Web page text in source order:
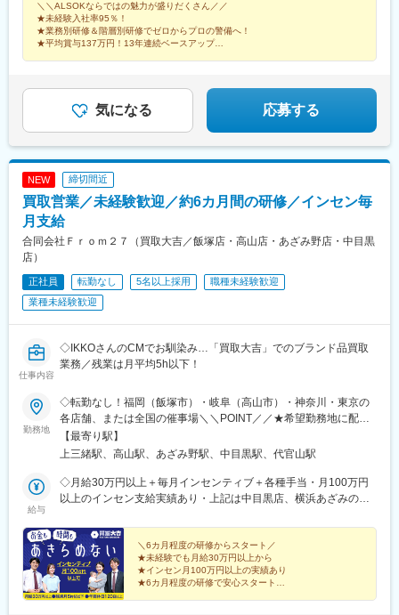
坂1-6-6…東京メトロ銀座線・丸ノ内線「赤坂見附駅」より徒歩6
分…東京メトロ半蔵門線・有楽町線・南北線「永田町駅」より徒
歩8分＼＼他業種からの転職は約95％／／20～30代活躍中！物
駅、荒川区役所前駅、本郷三丁目駅、中野坂上駅、九段下駅、荻
窪駅、池袋駅、東武練馬駅、練馬駅、王子駅、大泉学園駅、赤羽
岩淵駅、東池袋駅、渋谷駅、学芸大学駅、用賀駅、経堂駅、成城
学園前駅、泉岳寺駅、雪が谷大塚駅、京急蒲田駅、大崎広小路
都)、国分寺駅、ひばりケ丘駅(東京都)、京王八王子駅、河辺駅、
多摩センター駅、町田駅、福生駅、牛田駅(東京都)、谷保駅、仙台
駅(愛知県)、中島駅(愛知県)、野並駅、星ケ丘駅(愛知県)、三郷駅
(愛知県)、大府駅、栄駅(愛知県)、知多半田駅、御器所駅、名鉄名
古屋駅、駅前大通駅、諏訪町駅、蒲郡駅、三河田原駅、中岡崎
駅、土橋駅(愛知県)、三河安城駅、西尾駅、岡崎駅、牛田駅(愛知
県)、一ツ木駅、尾張一宮駅、尾張星の宮駅、小牧駅、津島駅、春
スパーク駅、和歌山市駅、新西大寺町筋駅、徳山駅、阿波富田
駅、高松駅(香川県)、高知駅前駅、福岡空港駅(鉄道)、大分駅、小
川崎駅、築地駅、小伝馬町駅、御徒町駅、荒川二丁目駅、御茶ノ
水駅、飯田橋駅、要町駅、豊島園駅(都営線)、王子駅前駅、赤羽
駅、大崎駅、溜池山王駅、立川駅、府中競馬正門前駅、八王子
駅、京王多摩センター駅、東福生駅、京成関屋駅、あおば通駅、
岩村田駅、東静岡駅、第一通り駅、岩塚駅、志賀本通駅、東別院
駅、栄町駅(愛知県)、半田駅、名古屋駅、駅前駅、名鉄一宮駅、小
牧口駅、西枇杷島駅、膳所駅、三宮・花時計前駅、山陽姫路駅、
大阪城北詰駅、大雲寺前駅、高松築港駅、高知駅、西辛島町駅、
船橋駅、京成八幡駅、横浜駅、東銀座駅、神田駅(東京都)、上野御
徒町駅、三河島駅、水道橋駅、豊島園駅(西武線)、栄町駅(東京
立川南駅、府中本町駅、小田急多摩センター駅、牛浜駅、北千住
駅、五橋駅、古庄駅、新浜松駅、黄金駅(愛知県)、矢場町駅、近鉄
名古屋駅、新川駅(愛知県)、西一宮駅、京阪膳所駅、神戸三宮駅
(阪神)、姫路駅、大阪城公園駅、東中央町駅、高知橋駅、河原町駅
(熊本県)
＼＼ALSOKならではの魅力が盛りだくさん／／
★未経験入社率95％！
★業務別研修＆階層別研修でゼロからプロの警備へ！
★平均賞与137万円！13年連続ベースアップ
気になる 応募する
NEW 締切間近
買取営業／未経験歓迎／約6カ月間の研修／インセン毎
月支給
合同会社Ｆｒｏｍ２７（買取大吉／飯塚店・高山店・あざみ野店・中目黒
店）
正社員 転勤なし 5名以上採用
職種未経験歓迎
業種未経験歓迎
仕事内容
◇IKKOさんのCMでお馴染み…「買取大吉」でのブランド品買取
業務／残業は月平均5h以下！
勤務地
◇転勤なし！福岡（飯塚市）・岐阜（高山市）・神奈川・東京の
各店舗、または全国の催事場＼＼POINT／／★希望勤務地に配属
★U・Iターン歓迎★飯塚・高山はオープニングスタッフ募集★飯
塚店、高山店はマイカー通勤OK★催事担当は直行直帰OK（1）店
福岡県飯塚市有安429-1・新飯塚駅より車で11分■買取大吉 高山
駅前店・岐阜県高山市昭和町1-320 佐古ビル1階・高山駅より徒
野1-3-3 第2金子ハイツ1F・あざみ野駅より徒歩2分■買取大吉 中
目黒駅前店東京都目黒区上目黒1-17-8 細田ビル1F・中目黒駅より
徒歩3分（2）催事 ※直行直帰OK■勤務エリアは全国一都三県を
中心に、各地のスーパーマーケットや商業施設、ホームセンター
のイベントブースでのお仕事です。
【最寄り駅】
上三緒駅、高山駅、あざみ野駅、中目黒駅、代官山駅
給与
◇月給30万円以上＋毎月インセンティブ＋各種手当・月100万円
以上のインセン支給実績あり・上記は中目黒店、横浜あざみの店
毎月インセンティブ＋各種手当になります。※給与は経験・能力を
考慮の上で決定します。＼豊かな経験をお持ちの方は優遇／◇月
給35万円以上＋毎月インセンティブ＋各種手当※給与は経験・能
力を考慮の上で決定します。【年収例】年収1200万円／入社3年
目／インセンティブ月50万円以上年収550万円／入社1年目／イン
＼6カ月程度の研修からスタート／
★未経験でも月給30万円以上から
★インセン月100万円以上の実績あり
★6カ月程度の研修で安心スタート